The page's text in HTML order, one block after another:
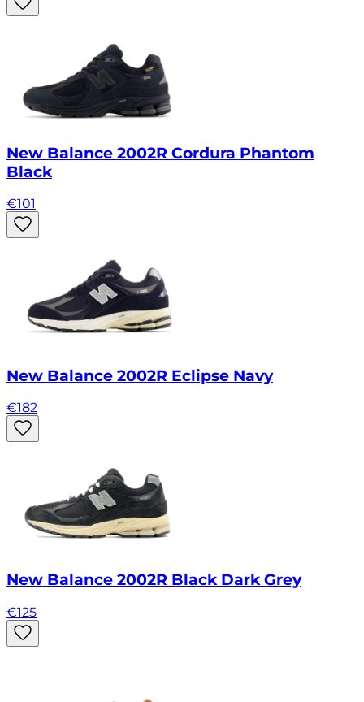
New Balance 2002R Cordura Phantom
Black
€101
New Balance 2002R Eclipse Navy
€182
New Balance 2002R Black Dark Grey
€125